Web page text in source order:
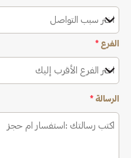
اختر سبب التواصل
الفرع *
اختر الفرع الأقرب إليك
الرسالة *